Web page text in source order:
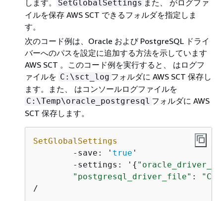
します。
SetGlobalSettings また、 がログファ
イルを保存 AWS SCT できるフォルダを指定しま
す。
次のコード例は、Oracle および PostgreSQL ドライ
バーへのパスを設定に追加する方法を示しています
AWS SCT 。このコード例を実行すると、 はログフ
ァイルを C:\sct_log フォルダに AWS SCT 保存し
ます。また、 はコンソールログファイルを
C:\Temp\oracle_postgresql フォルダに AWS
SCT 保存します。
SetGlobalSettings
- save: ' true '
- settings: ' {
"postgresql_driver_file" : "C:
/